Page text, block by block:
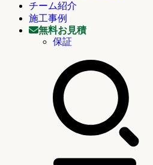
チーム紹介
施工事例
無料お見積
保証